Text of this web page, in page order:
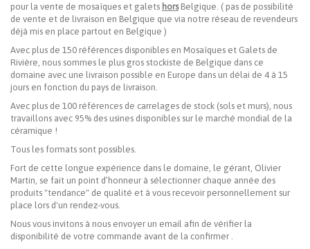
pour la vente de mosaïques et galets horsBelgique. ( pas de possibilité
de vente et de livraison en Belgique que via notre réseau de revendeurs
déjà mis en place partout en Belgique )
Avec plus de 150 références disponibles en Mosaïques et Galets de
Rivière, nous sommes le plus gros stockiste de Belgique dans ce
domaine avec une livraison possible en Europe dans un délai de 4 à 15
jours en fonction du pays de livraison.
Avec plus de 100 références de carrelages de stock (sols et murs), nous
travaillons avec 95% des usines disponibles sur le marché mondial de la
céramique !
Tous les formats sont possibles.
Fort de cette longue expérience dans le domaine, le gérant, Olivier
Martin, se fait un point d’honneur à sélectionner chaque année des
produits "tendance" de qualité et à vous recevoir personnellement sur
place lors d'un rendez-vous.
Nous vous invitons à nous envoyer un email afin de vérifier la
disponibilité de votre commande avant de la confirmer .